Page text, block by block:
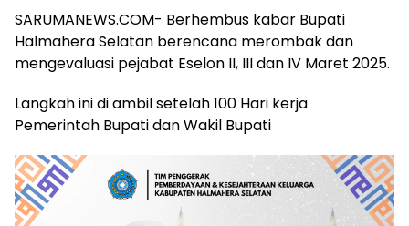
SARUMANEWS.COM- Berhembus kabar Bupati
Halmahera Selatan berencana merombak dan
mengevaluasi pejabat Eselon II, III dan IV Maret 2025.
Langkah ini di ambil setelah 100 Hari kerja
Pemerintah Bupati dan Wakil Bupati